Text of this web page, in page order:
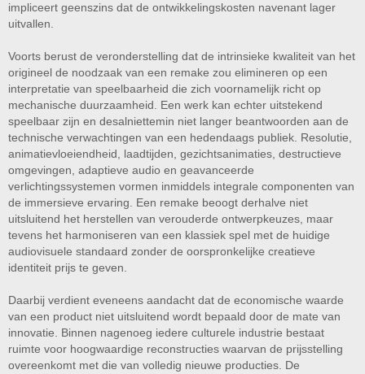
impliceert geenszins dat de ontwikkelingskosten navenant lager
uitvallen.
Voorts berust de veronderstelling dat de intrinsieke kwaliteit van het
origineel de noodzaak van een remake zou elimineren op een
interpretatie van speelbaarheid die zich voornamelijk richt op
mechanische duurzaamheid. Een werk kan echter uitstekend
speelbaar zijn en desalniettemin niet langer beantwoorden aan de
technische verwachtingen van een hedendaags publiek. Resolutie,
animatievloeiendheid, laadtijden, gezichtsanimaties, destructieve
omgevingen, adaptieve audio en geavanceerde
verlichtingssystemen vormen inmiddels integrale componenten van
de immersieve ervaring. Een remake beoogt derhalve niet
uitsluitend het herstellen van verouderde ontwerpkeuzes, maar
tevens het harmoniseren van een klassiek spel met de huidige
audiovisuele standaard zonder de oorspronkelijke creatieve
identiteit prijs te geven.
Daarbij verdient eveneens aandacht dat de economische waarde
van een product niet uitsluitend wordt bepaald door de mate van
innovatie. Binnen nagenoeg iedere culturele industrie bestaat
ruimte voor hoogwaardige reconstructies waarvan de prijsstelling
overeenkomt met die van volledig nieuwe producties. De